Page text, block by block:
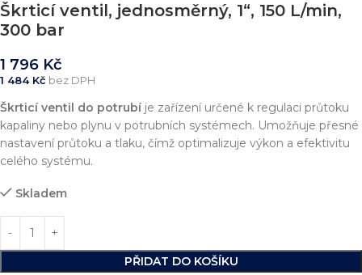
Škrticí ventil, jednosměrný, 1“, 150 L/min,
300 bar
1 796 Kč
1 484 Kč bez DPH
Škrticí ventil do potrubíje zařízení určené k regulaci průtoku
kapaliny nebo plynu v potrubních systémech. Umožňuje přesné
nastavení průtoku a tlaku, čímž optimalizuje výkon a efektivitu
celého systému.
Skladem
PŘIDAT DO KOŠÍKU